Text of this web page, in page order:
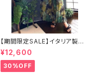
【期間限定SALE】イタリア製イ
ンポートワンピース Made in I
TALY マキシワンピース｜｜シ
フォン系プリーツ ロングワンピ
ース/グリーン系ボタニカル(Fre
¥12,600
30%OFF